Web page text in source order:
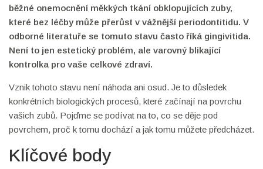
běžné onemocnění měkkých tkání obklopujících zuby,
které bez léčby může přerůst v vážnější periodontitidu. V
odborné literatuře se tomuto stavu často říká gingivitida.
Není to jen estetický problém, ale varovný blikající
kontrolka pro vaše celkové zdraví.
Vznik tohoto stavu není náhoda ani osud. Je to důsledek
konkrétních biologických procesů, které začínají na povrchu
vašich zubů. Pojďme se podívat na to, co se děje pod
povrchem, proč k tomu dochází a jak tomu můžete předcházet.
Klíčové body